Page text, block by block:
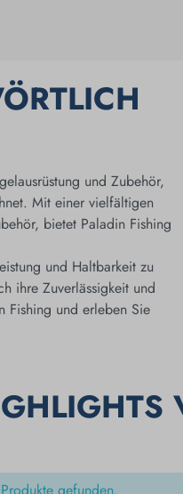
und Zubehör,
Mit einer vielfältigen
bietet Paladin Fishing
und Haltbarkeit zu
ihre Zuverlässigkeit und
Fishing und erleben Sie
gefunden.